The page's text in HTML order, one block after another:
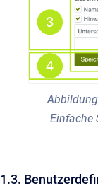
Einfache
1.3.